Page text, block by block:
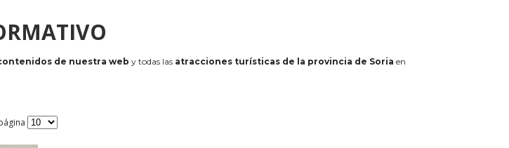
de nuestra web y todas las atracciones turísticas de la provincia de Soria en